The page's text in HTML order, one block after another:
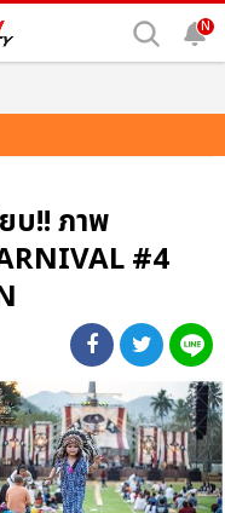
N
บ!! ภาพ
#4